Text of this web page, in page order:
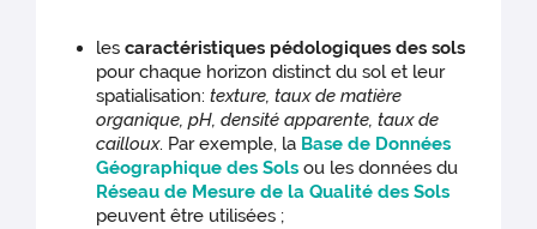
lescaractéristiques pédologiques des sols
pour chaque horizon distinct du sol et leur
spatialisation:texture, taux de matière
organique, pH, densité apparente, taux de
cailloux. Par exemple, la Base de Données
Géographique des Sols ou les données du
Réseau de Mesure de la Qualité des Sols
peuvent être utilisées ;